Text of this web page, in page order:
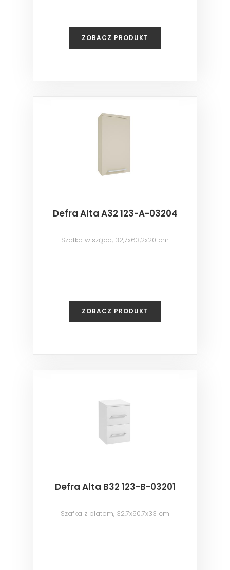
ZOBACZ PRODUKT
Defra Alta A32 123-A-03204
Szafka wisząca, 32,7x63,2x20 cm
ZOBACZ PRODUKT
Defra Alta B32 123-B-03201
Szafka z blatem, 32,7x50,7x33 cm